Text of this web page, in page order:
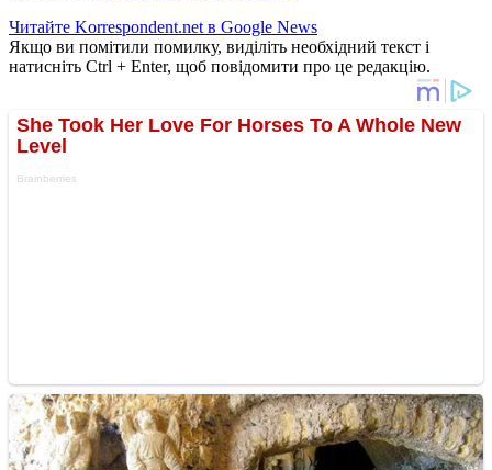
Читайте Korrespondent.net в Google News
Якщо ви помітили помилку, виділіть необхідний текст і
натисніть Ctrl + Enter, щоб повідомити про це редакцію.